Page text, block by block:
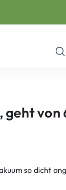
von
so dicht